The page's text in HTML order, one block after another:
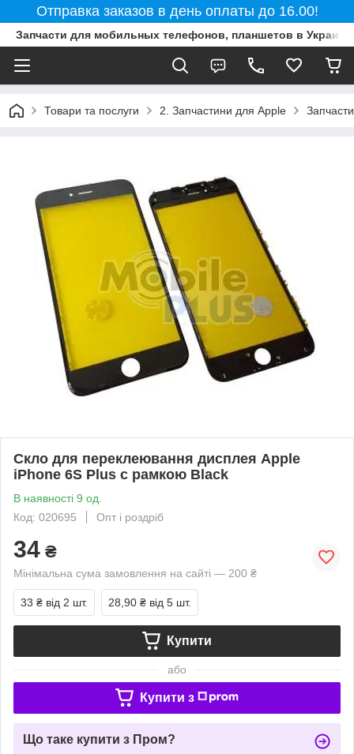
Отправка заказов в день оплаты до 16.00!
Запчасти для мобильных телефонов, планшетов в
Товари та послуги 2. Запчастини для Apple
Скло для переклеювання дисплея Apple
iPhone 6S Plus c рамкою Black
В наявності 9 од.
Код: 020695
Опт і роздріб
34 ₴
Мінімальна сума замовлення на сайті — 200 ₴
33 ₴ від 2 шт. 28,90 ₴ від 5 шт.
Купити
або
Купити з
Що таке купити з Пром?